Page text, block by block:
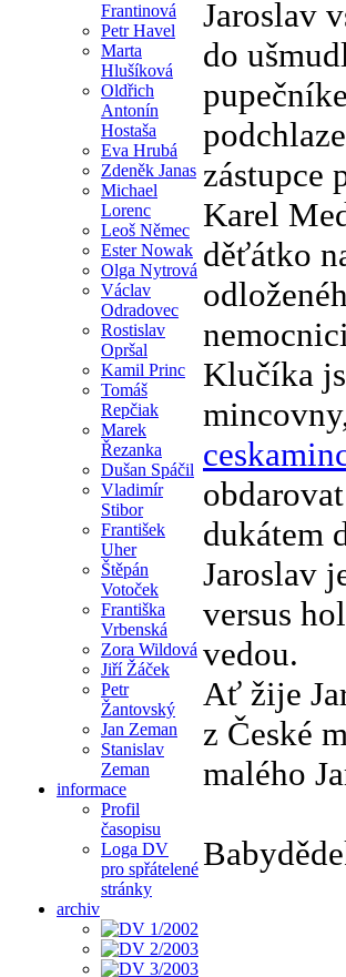
Frantinová
Petr Havel
Marta
Hlušíková
Oldřich
Antonín
Hostaša
Eva Hrubá
Zdeněk Janas
Michael
Lorenc
Leoš Němec
Ester Nowak
Olga Nytrová
Václav
Odradovec
Rostislav
Opršal
Kamil Princ
Tomáš
Repčiak
Marek
Řezanka
Dušan Spáčil
Vladimír
Stibor
František
Uher
Štěpán
Votoček
Františka
Vrbenská
Zora Wildová
Jiří Žáček
Petr
Žantovský
Jan Zeman
Stanislav
Zeman
informace
Profil
časopisu
Loga DV
pro spřátelené
stránky
archiv
Jaroslav
do
zástupce
Karel
děťátko
Klučíka
dukátem
Jaroslav
versus
vedou.
Ať žije
z České
malého